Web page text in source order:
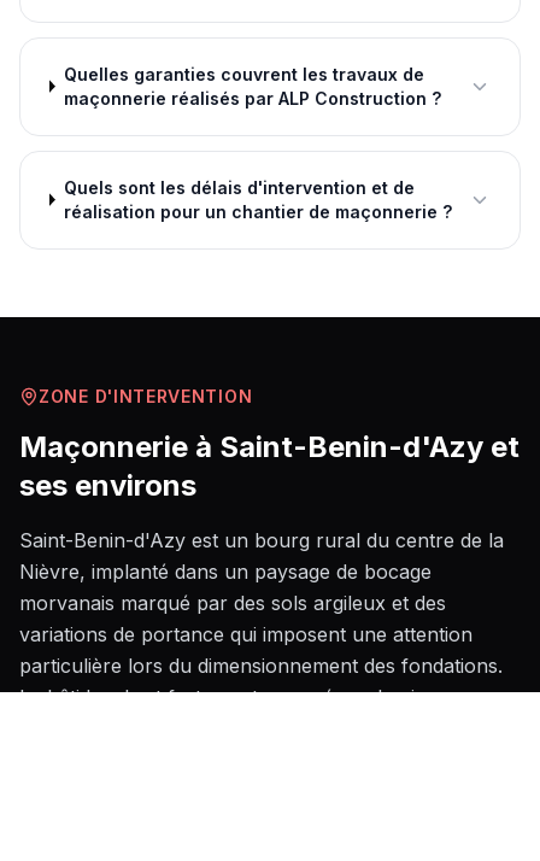
Quelles garanties couvrent les travaux de
maçonnerie réalisés par ALP Construction ?
Quels sont les délais d'intervention et de
réalisation pour un chantier de maçonnerie ?
ZONE D'INTERVENTION
Maçonnerie à Saint-Benin-d'Azy et
ses environs
Saint-Benin-d'Azy est un bourg rural du centre de la
Nièvre, implanté dans un paysage de bocage
morvanais marqué par des sols argileux et des
variations de portance qui imposent une attention
particulière lors du dimensionnement des fondations.
Le bâti local est fortement marqué par la pierre